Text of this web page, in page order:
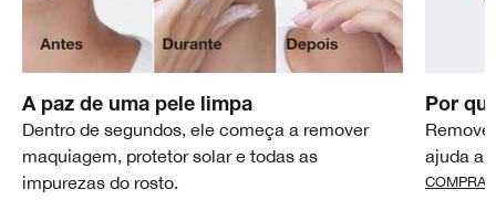
A paz de uma pele limpa
Dentro de segundos, ele começa a remover
maquiagem, protetor solar e todas as
impurezas do rosto.
Por
ajuda a